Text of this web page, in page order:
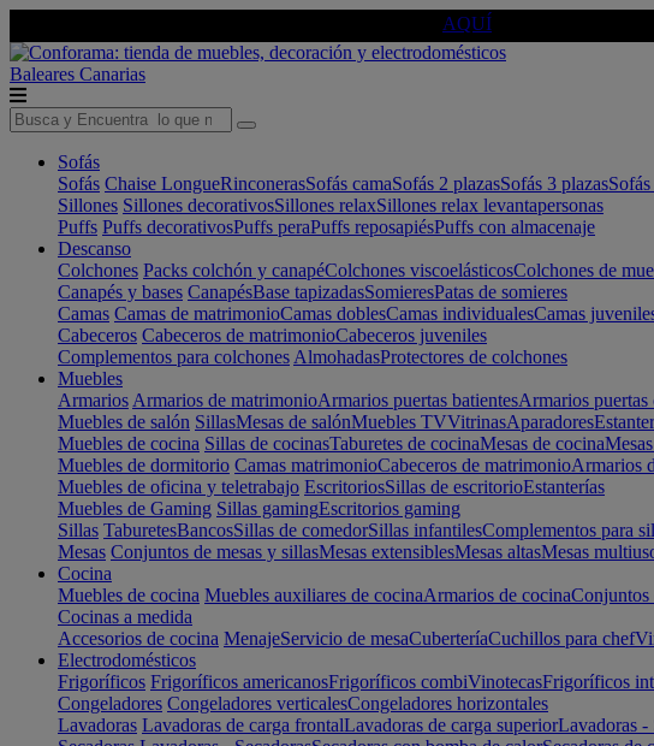
AQUÍ
Baleares Canarias
Sofás
Sofás Chaise LongueRinconerasSofás camaSofás 2 plazasSofás 3 plazas
Sillones Sillones decorativosSillones relaxSillones relax levantapersonas
Puffs Puffs decorativosPuffs peraPuffs reposapiésPuffs con almacenaje
Descanso
Colchones Packs colchón y canapéColchones viscoelásticosColchones de
Canapés y bases CanapésBase tapizadasSomieresPatas de somieres
Camas Camas de matrimonioCamas doblesCamas individualesCamas
Cabeceros Cabeceros de matrimonioCabeceros juveniles
Complementos para colchones AlmohadasProtectores de colchones
Muebles
Armarios Armarios de matrimonioArmarios puertas batientesArmarios puertas
Muebles de salón SillasMesas de salónMuebles TVVitrinasAparadores
Muebles de cocina Sillas de cocinasTaburetes de cocinaMesas de cocina
Muebles de dormitorio Camas matrimonioCabeceros de matrimonioArmarios
Muebles de oficina y teletrabajo EscritoriosSillas de escritorioEstanterías
Muebles de Gaming Sillas gamingEscritorios gaming
Sillas TaburetesBancosSillas de comedorSillas infantilesComplementos para
Mesas Conjuntos de mesas y sillasMesas extensiblesMesas altasMesas
Cocina
Muebles de cocina Muebles auxiliares de cocinaArmarios de cocinaConjuntos
Cocinas a medida
Accesorios de cocina MenajeServicio de mesaCuberteríaCuchillos para chef
Electrodomésticos
Frigoríficos Frigoríficos americanosFrigoríficos combiVinotecasFrigoríficos
Congeladores Congeladores verticalesCongeladores horizontales
Lavadoras Lavadoras de carga frontalLavadoras de carga superiorLavadoras -